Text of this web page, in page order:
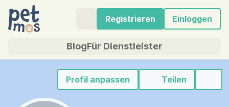
Registrieren Einloggen
BlogFür Dienstleister
Profil anpassen Teilen